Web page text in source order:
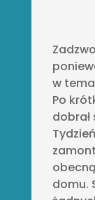
w
Po
domu.